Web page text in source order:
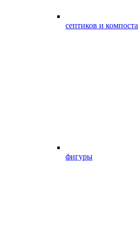
септиков и компоста
фигуры